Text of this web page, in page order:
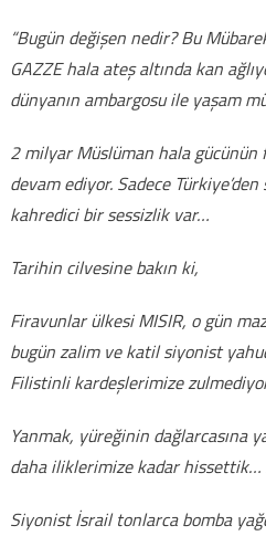
“Bugün değişen nedir? Bu
GAZZE hala ateş altında kan
dünyanın ambargosu ile yaşam
2 milyar Müslüman hala gücünün
devam ediyor. Sadece
kahredici bir sessizlik var…
Tarihin cilvesine bakın ki,
Firavunlar ülkesi MISIR, o gün
bugün zalim ve katil siyonist
Filistinli kardeşlerimize
Yanmak, yüreğinin dağlarcasına
daha iliklerimize kadar
Siyonist İsrail tonlarca bomba